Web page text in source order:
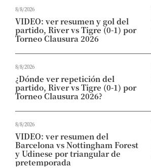
8/8/2026
VIDEO: ver resumen y gol del
partido, River vs Tigre (0-1) por
Torneo Clausura 2026
8/8/2026
¿Dónde ver repetición del
partido, River vs Tigre (0-1) por
Torneo Clausura 2026?
8/8/2026
VIDEO: ver resumen del
Barcelona vs Nottingham Forest
y Udinese por triangular de
pretemporada